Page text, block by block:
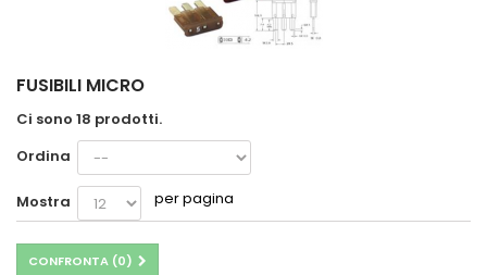
FUSIBILI MICRO
Ci sono 18 prodotti.
Ordina
Mostra per pagina
CONFRONTA (0)